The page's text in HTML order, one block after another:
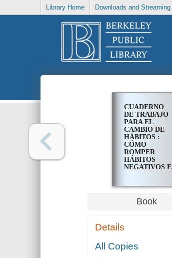
Library Home Downloads and Streaming
CUADERNO
DE TRABAJO
PARA EL
CAMBIO DE
HÁBITOS :
CÓMO
ROMPER
HÁBITOS
NEGATIVOS E
POSITIVOS
Book
Details
All Copies